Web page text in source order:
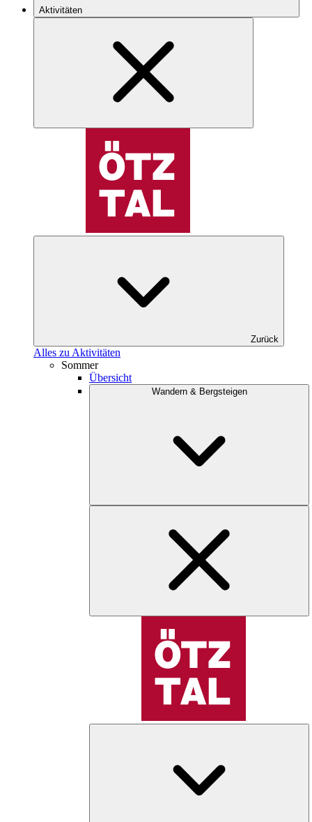
Aktivitäten
Zurück
Alles zu Aktivitäten
Sommer
Übersicht
Wandern & Bergsteigen